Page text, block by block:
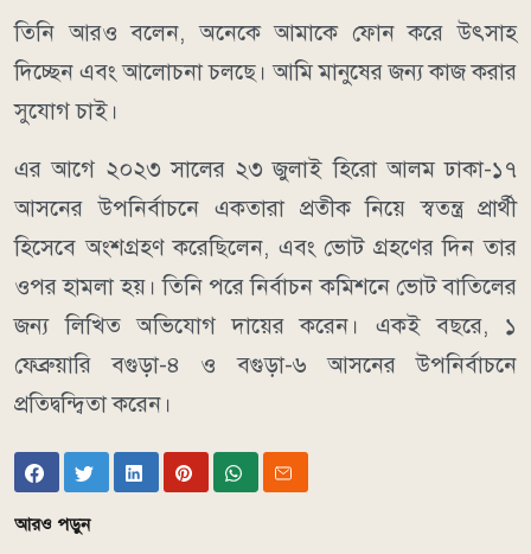
তিনি আরও বলেন, অনেকে আমাকে ফোন করে উৎসাহ
দিচ্ছেন এবং আলোচনা চলছে। আমি মানুষের জন্য কাজ করার
সুযোগ চাই।
এর আগে ২০২৩ সালের ২৩ জুলাই হিরো আলম ঢাকা-১৭
আসনের উপনির্বাচনে একতারা প্রতীক নিয়ে স্বতন্ত্র প্রার্থী
হিসেবে অংশগ্রহণ করেছিলেন, এবং ভোট গ্রহণের দিন তার
ওপর হামলা হয়। তিনি পরে নির্বাচন কমিশনে ভোট বাতিলের
জন্য লিখিত অভিযোগ দায়ের করেন। একই বছরে, ১
ফেব্রুয়ারি বগুড়া-৪ ও বগুড়া-৬ আসনের উপনির্বাচনে
প্রতিদ্বন্দ্বিতা করেন।
আরও পড়ুন